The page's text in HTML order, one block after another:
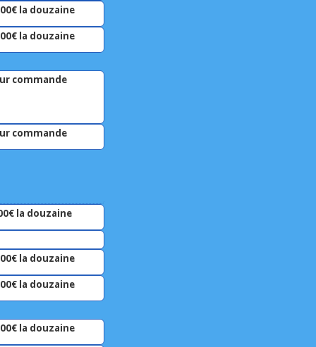
la douzaine
la douzaine
commande
commande
la douzaine
la douzaine
la douzaine
la douzaine